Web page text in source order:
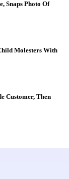
Snaps Photo Of
Molesters With
Customer, Then